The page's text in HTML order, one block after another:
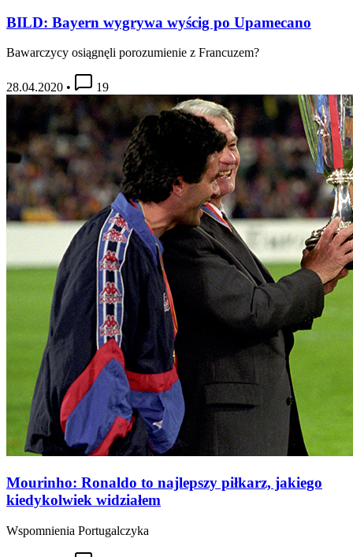
BILD: Bayern wygrywa wyścig po Upamecano
Bawarczycy osiągnęli porozumienie z Francuzem?
28.04.2020 • 19
Mourinho: Ronaldo to najlepszy piłkarz, jakiego
kiedykolwiek widziałem
Wspomnienia Portugalczyka